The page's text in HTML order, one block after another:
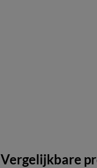
Vergelijkbare